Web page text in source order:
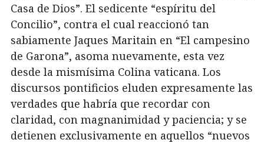
Casa de Dios”. El sedicente “espíritu del
Concilio”, contra el cual reaccionó tan
sabiamente Jaques Maritain en “El campesino
de Garona”, asoma nuevamente, esta vez
desde la mismísima Colina vaticana. Los
discursos pontificios eluden expresamente las
verdades que habría que recordar con
claridad, con magnanimidad y paciencia; y se
detienen exclusivamente en aquellos “nuevos